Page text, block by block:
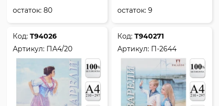
остаток:80 остаток:9
Код:Т94026
Артикул: ПА4/20
Код:Т940271
Артикул: П-2644